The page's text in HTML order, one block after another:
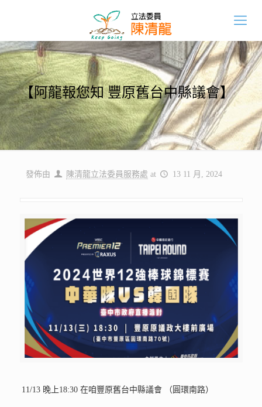
【阿龍報您知 豐原舊台中縣議會】
發佈由 陳清龍立法委員服務處 at 13 11 月, 2024
11/13 晚上18:30 在咱豐原舊台中縣議會 （圓環南路）